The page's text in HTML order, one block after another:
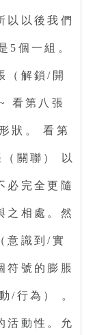
以以後我們
5個一組。
（解鎖/開
看第八張
狀。 看第
關聯） 以
必完全更隨
之相處。然
意識到/實
符號的膨脹
/行為） 。
活動性。允